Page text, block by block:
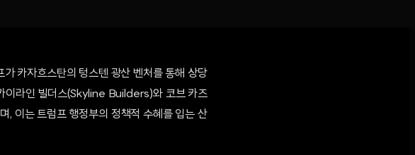
카자흐스탄의 텅스텐 광산 벤처를 통해 상당
이라인 빌더스(Skyline Builders)와 코브 카즈
이는 트럼프 행정부의 정책적 수혜를 입는 산